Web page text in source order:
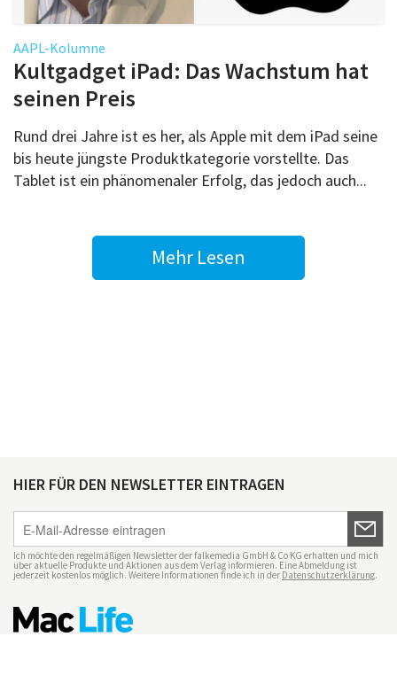
AAPL-Kolumne
Kultgadget iPad: Das Wachstum hat
seinen Preis
Rund drei Jahre ist es her, als Apple mit dem iPad seine
bis heute jüngste Produktkategorie vorstellte. Das
Tablet ist ein phänomenaler Erfolg, das jedoch auch...
Mehr Lesen
HIER FÜR DEN NEWSLETTER EINTRAGEN
Ich möchte den regelmäßigen Newsletter der falkemedia GmbH & Co KG erhalten und mich
über aktuelle Produkte und Aktionen aus dem Verlag informieren. Eine Abmeldung ist
jederzeit kostenlos möglich. Weitere Informationen finde ich in der Datenschutzerklärung.